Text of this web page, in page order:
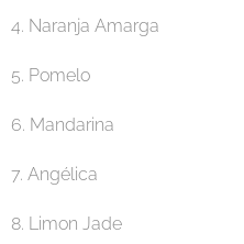
4. Naranja Amarga 🍊
5. Pomelo 🍈
6. Mandarina 🍊
7. Angélica 🌿
8. Limon Jade 🍋